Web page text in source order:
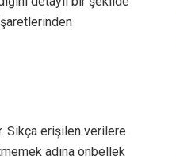
Sıkça erişilen verilere
adına önbellek